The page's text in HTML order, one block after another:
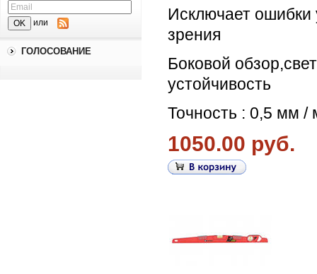
или
ГОЛОСОВАНИЕ
Исключает ошибки
зрения
Боковой
устойчивость
Точность : 0,5 мм /
1050.00 руб.